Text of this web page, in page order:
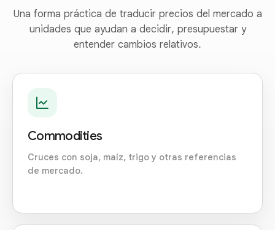
Una forma práctica de traducir precios del mercado a
unidades que ayudan a decidir, presupuestar y
entender cambios relativos.
Commodities
Cruces con soja, maíz, trigo y otras referencias
de mercado.